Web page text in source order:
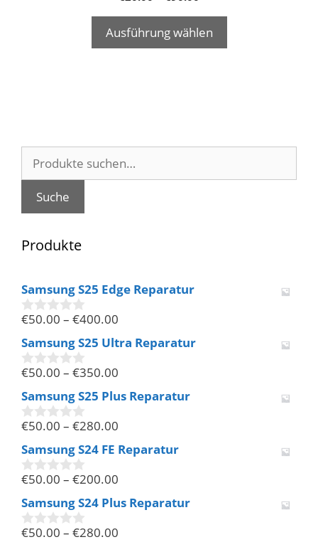
Ausführung wählen
nach:
Suche
Produkte
Samsung S25 Edge Reparatur
0
o
n
5
€50.00 – €400.00
Samsung S25 Ultra Reparatur
0
o
n
5
€50.00 – €350.00
Samsung S25 Plus Reparatur
0
o
n
5
€50.00 – €280.00
Samsung S24 FE Reparatur
0
o
n
5
€50.00 – €200.00
Samsung S24 Plus Reparatur
0
€50.00 – €280.00